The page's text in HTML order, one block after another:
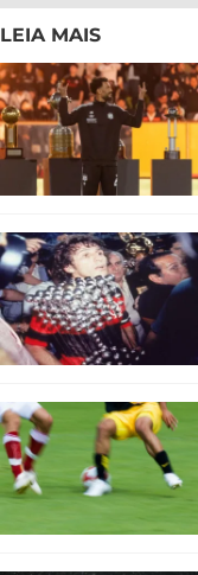
LEIA MAIS